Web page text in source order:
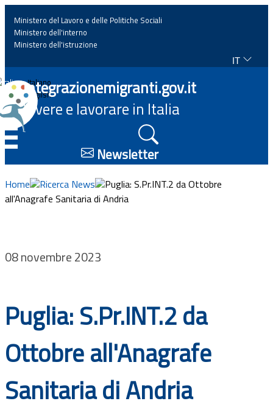
Home
News
Approfondimenti
Eventi
Progetti
Bandi
Guide
Ministero del Lavoro e delle Politiche Sociali
Ministero dell'interno
Ministero dell'istruzione
IT
Italiano
English
Integrazionemigranti.gov.it
Vivere e lavorare in Italia
Newsletter
Home Ricerca News
Puglia: S.Pr.INT.2 da Ottobre
all'Anagrafe Sanitaria di Andria
08 novembre 2023
Puglia: S.Pr.INT.2 da
Ottobre all'Anagrafe
Sanitaria di Andria